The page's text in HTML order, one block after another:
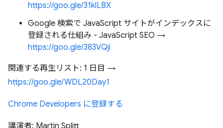
https://goo.gle/31klLBX
Google 検索で JavaScript サイトがインデックスに
登録される仕組み - JavaScript SEO →
https://goo.gle/383VQji
関連する再生リスト: 1 日目 →
https://goo.gle/WDL20Day1
Chrome Developers に登録する
講演者: Martin Splitt